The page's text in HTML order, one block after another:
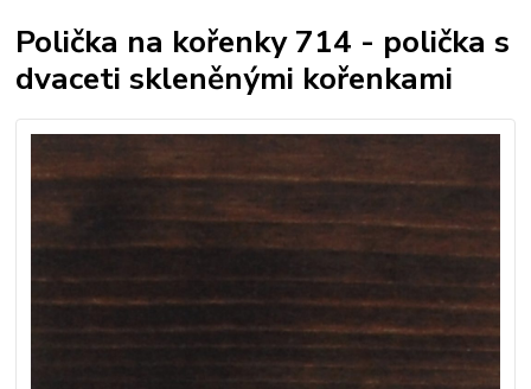
Polička na kořenky 714 - polička s
dvaceti skleněnými kořenkami